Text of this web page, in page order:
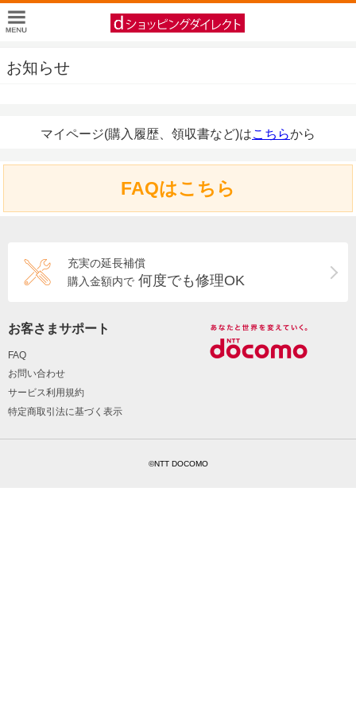
お知らせ
マイページ(購入履歴、領収書など)はこちらから
FAQはこちら
充実の延長補償
購入金額内で 何度でも修理OK
お客さまサポート
FAQ
お問い合わせ
サービス利用規約
特定商取引法に基づく表示
©NTT DOCOMO